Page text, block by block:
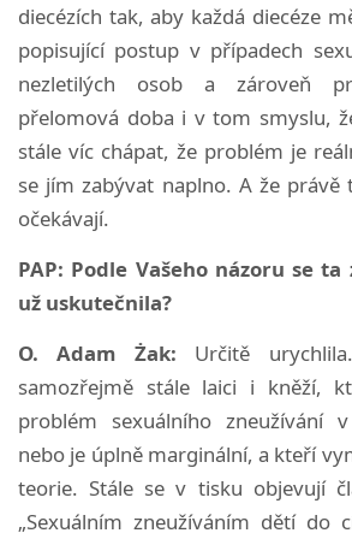
diecézích tak, aby každá diecéze
popisující postup v případech
nezletilých osob a zároveň
přelomová doba i v tom smyslu,
stále víc chápat, že problém je
se jím zabývat naplno. A že
očekávají.
PAP: Podle Vašeho názoru se
už uskutečnila?
O. Adam Żak: Určitě
samozřejmě stále laici i kněží,
problém sexuálního zneužívání
nebo je úplně marginální, a kteří
teorie. Stále se v tisku objevují
„Sexuálním zneužíváním dětí do